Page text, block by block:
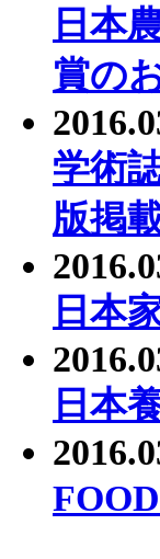
日本
賞の
学術
版掲
日本
日本